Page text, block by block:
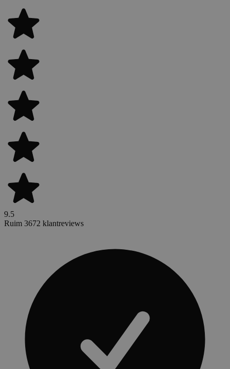
9.5
Ruim 3672 klantreviews